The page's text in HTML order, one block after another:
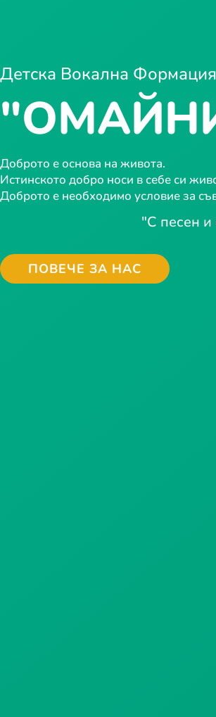
Детска Вокална Формация
Доброто е основа на живота.
Истинското добро носи в себе си
Доброто е необходимо условие за
"С песен и
ПОВЕЧЕ ЗА НАС